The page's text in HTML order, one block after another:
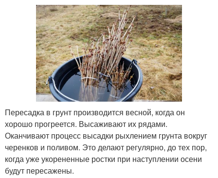
Пересадка в грунт производится весной, когда он
хорошо прогреется. Высаживают их рядами.
Оканчивают процесс высадки рыхлением грунта вокруг
черенков и поливом. Это делают регулярно, до тех пор,
когда уже укорененные ростки при наступлении осени
будут пересажены.